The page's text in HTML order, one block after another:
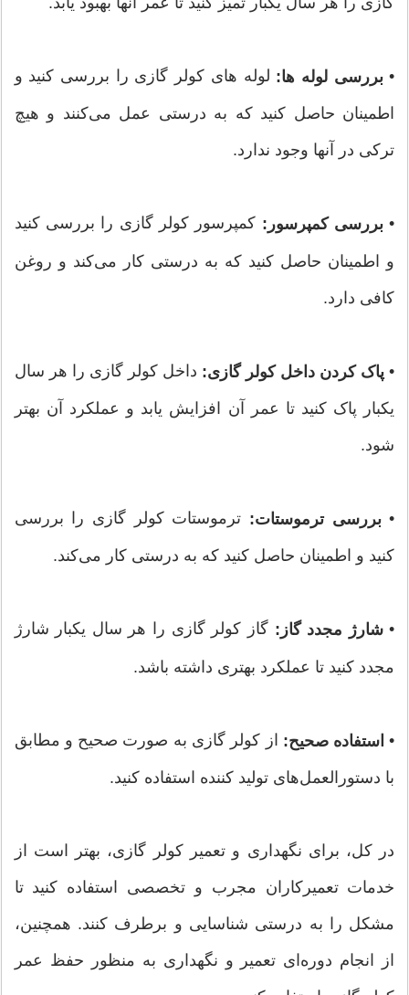
•بررسی لوله ها: لوله های کولر گازی را بررسی کنید و
اطمینان حاصل کنید که به درستی عمل می‌کنند و هیچ
ترکی در آنها وجود ندارد.
•بررسی کمپرسور: کمپرسور کولر گازی را بررسی کنید
و اطمینان حاصل کنید که به درستی کار می‌کند و روغن
کافی دارد.
•پاک کردن داخل کولر گازی: داخل کولر گازی را هر سال
یکبار پاک کنید تا عمر آن افزایش یابد و عملکرد آن بهتر
شود.
•بررسی ترموستات: ترموستات کولر گازی را بررسی
کنید و اطمینان حاصل کنید که به درستی کار می‌کند.
•شارژ مجدد گاز: گاز کولر گازی را هر سال یکبار شارژ
مجدد کنید تا عملکرد بهتری داشته باشد.
•استفاده صحیح: از کولر گازی به صورت صحیح و مطابق
با دستورالعمل‌های تولید کننده استفاده کنید.
در کل، برای نگهداری و تعمیر کولر گازی، بهتر است از
خدمات تعمیرکاران مجرب و تخصصی استفاده کنید تا
مشکل را به درستی شناسایی و برطرف کنند. همچنین،
از انجام دوره‌ای تعمیر و نگهداری به منظور حفظ عمر